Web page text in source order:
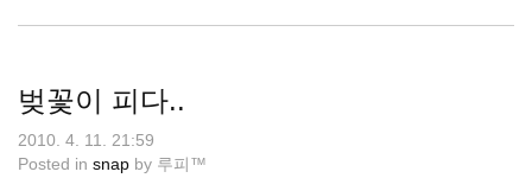
벚꽃이 피다..
2010. 4. 11. 21:59
Posted in snap by 루피™